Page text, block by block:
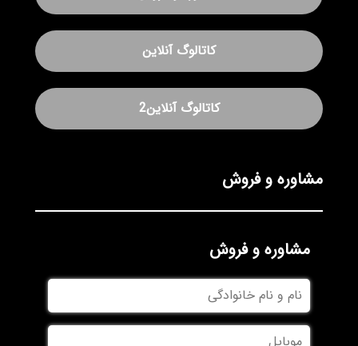
کاتالوگ آنلاین
کاتالوگ آنلاین2
مشاوره و فروش
مشاوره و فروش
نام
و
نام
خانوادگی
موبایل